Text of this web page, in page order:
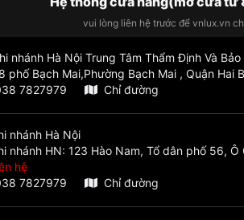
vui lòng liên hệ trước để vnlux.vn
nhánh Hà Nội Trung Tâm Thẩm Định Và
phố Bạch Mai,Phường Bạch Mai , Quận Hai
7827979
Chỉ đường
nhánh Hà Nội
nhánh HN: 123 Hào Nam, Tổ dân phố 56, Ô
hệ
7827979
Chỉ đường